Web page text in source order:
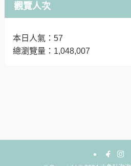
觀覽人次
本日人氣：57
總瀏覽量：1,048,007